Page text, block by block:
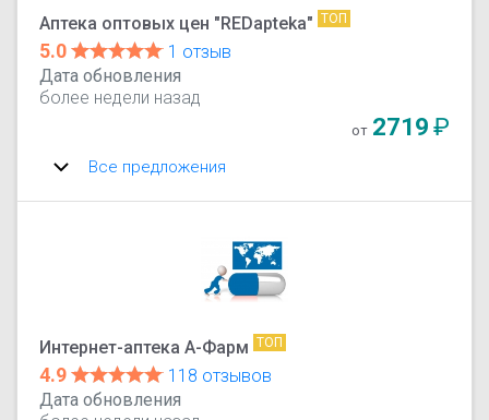
Аптека оптовых цен "REDapteka" ТОП
5.0
1 отзыв
Дата обновления
более недели назад
от 2719₽
Все предложения
Интернет-аптека А-Фарм ТОП
4.9
118 отзывов
Дата обновления